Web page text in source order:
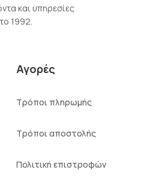
και υπηρεσίες
1992.
Αγορές
Τρόποι πληρωμής
Τρόποι αποστολής
Πολιτική επιστροφών